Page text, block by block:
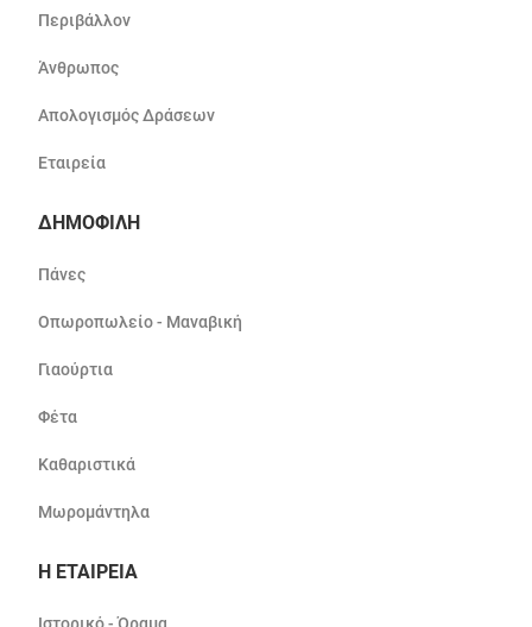
Περιβάλλον
Άνθρωπος
Απολογισμός Δράσεων
Εταιρεία
ΔΗΜΟΦΙΛΗ
Πάνες
Οπωροπωλείο - Μαναβική
Γιαούρτια
Φέτα
Καθαριστικά
Μωρομάντηλα
Η ΕΤΑΙΡΕΙΑ